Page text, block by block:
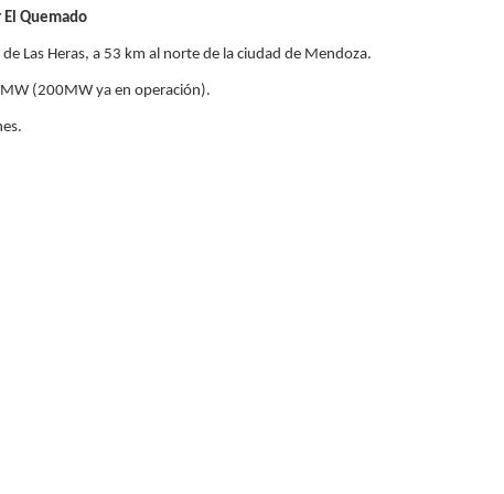
El Quemado
Las Heras, a 53 km al norte de la ciudad de Mendoza.
(200MW ya en operación).